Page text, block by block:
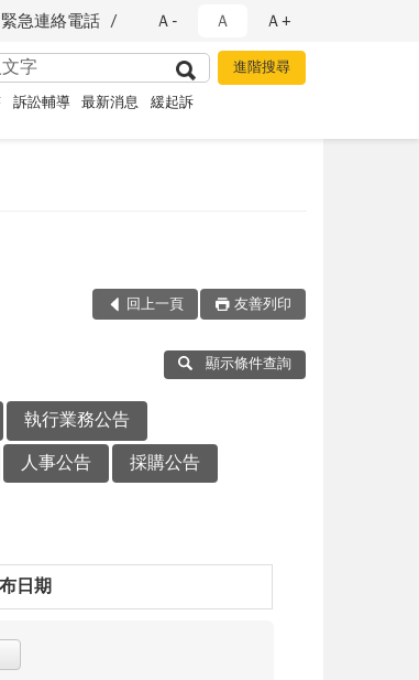
緊急連絡電話 Ａ- Ａ Ａ+
訴訟輔導 最新消息 緩起訴
回上一頁 友善列印
顯示條件查詢
執行業務公告
人事公告 採購公告
日期